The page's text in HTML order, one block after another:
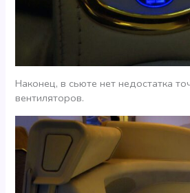
Наконец, в сьюте нет недостатка
вентиляторов.